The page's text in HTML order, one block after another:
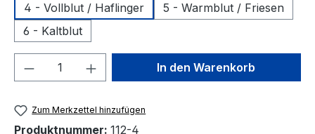
4 - Vollblut / Haflinger
5 - Warmblut / Friesen
6 - Kaltblut
Produkt Anzahl: Gib denIn den Warenkorb
Zum Merkzettel hinzufügen
Produktnummer: 112-4